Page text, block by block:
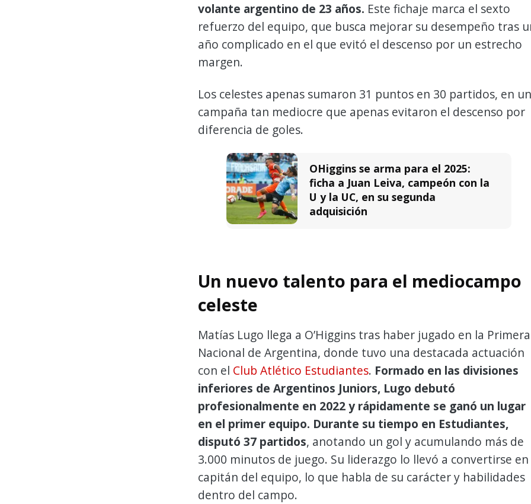
volante argentino de 23 años. Este fichaje marca el sexto
refuerzo del equipo, que busca mejorar su desempeño tras
año complicado en el que evitó el descenso por un estrecho
margen.
Los celestes apenas sumaron 31 puntos en 30 partidos, en
campaña tan mediocre que apenas evitaron el descenso por
diferencia de goles.
OHiggins se arma para el 2025:
ficha a Juan Leiva, campeón con la
U y la UC, en su segunda
adquisición
Un nuevo talento para el mediocampo
celeste
Matías Lugo llega a O’Higgins tras haber jugado en la Primera
Nacional de Argentina, donde tuvo una destacada actuación
con el Club Atlético Estudiantes. Formado en las divisiones
inferiores de Argentinos Juniors, Lugo debutó
profesionalmente en 2022 y rápidamente se ganó un lugar
en el primer equipo. Durante su tiempo en Estudiantes,
disputó 37 partidos, anotando un gol y acumulando más de
3.000 minutos de juego. Su liderazgo lo llevó a convertirse en
capitán del equipo, lo que habla de su carácter y habilidades
dentro del campo.